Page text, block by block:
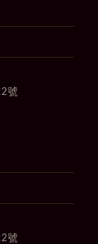
號
號